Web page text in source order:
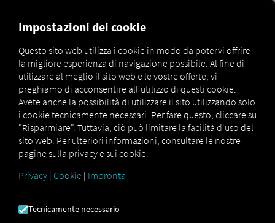
HARDWARE PER IL
TUO RIO FLOTTA
Fornito dal nostro partner di lunga
data: ENO telecom GmbH.
Impostazioni dei cookie
Questo sito web utilizza i cookie in modo da potervi offrire
la migliore esperienza di navigazione possibile. Al fine di
utilizzare al meglio il sito web e le vostre offerte, vi
preghiamo di acconsentire all'utilizzo di questi cookie.
Avete anche la possibilità di utilizzare il sito utilizzando solo
i cookie tecnicamente necessari. Per fare questo, cliccare su
"Risparmiare". Tuttavia, ciò può limitare la facilità d'uso del
sito web. Per ulteriori informazioni, consultare le nostre
pagine sulla privacy e sui cookie.
Privacy | Cookie | Impronta
Tecnicamente necessario